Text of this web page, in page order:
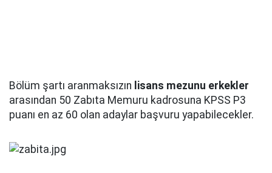
Bölüm şartı aranmaksızın lisans mezunu erkekler
arasından 50 Zabıta Memuru kadrosuna KPSS P3
puanı en az 60 olan adaylar başvuru yapabilecekler.